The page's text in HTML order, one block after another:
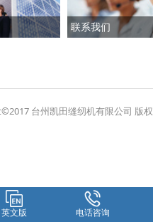
联系我们
台州凯田缝纫机有限公司 版
英文版 电话咨询